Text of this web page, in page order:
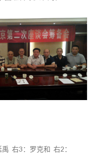
右3：罗克和 右2：